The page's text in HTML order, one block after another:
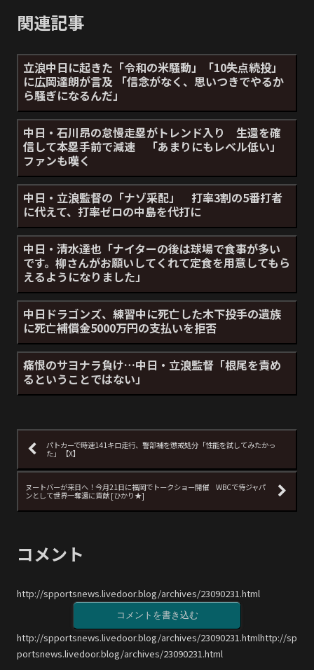
関連記事
立浪中日に起きた「令和の米騒動」「10失点続投」
に広岡達朗が言及 「信念がなく、思いつきでやるか
ら騒ぎになるんだ」
中日・石川昂の怠慢走塁がトレンド入り 生還を確
信して本塁手前で減速 「あまりにもレベル低い」
ファンも嘆く
中日・立浪監督の「ナゾ采配」 打率3割の5番打者
に代えて、打率ゼロの中島を代打に
中日・清水達也「ナイターの後は球場で食事が多い
です。柳さんがお願いしてくれて定食を用意してもら
えるようになりました」
中日ドラゴンズ、練習中に死亡した木下投手の遺族
に死亡補償金5000万円の支払いを拒否
痛恨のサヨナラ負け…中日・立浪監督「根尾を責め
るということではない」
パトカーで時速141キロ走行、警部補を懲戒処分「性能を試してみたかっ
た」 【X】
ヌートバーが来日へ！今月21日に福岡でトークショー開催 WBCで侍ジャパ
ンとして世界一奪還に貢献 [ひかり★]
コメント
http://spportsnews.livedoor.blog/archives/23090231.html
コメントを書き込む
http://spportsnews.livedoor.blog/archives/23090231.htmlhttp://sp
portsnews.livedoor.blog/archives/23090231.html